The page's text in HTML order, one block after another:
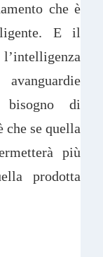
che è
E il
di
se quella
più
prodotta